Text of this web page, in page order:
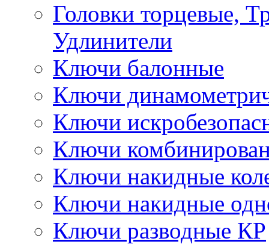
Головки торцевые,
Удлинители
Ключи балонные
Ключи
Ключи
Ключи
Ключи накидные
Ключи накидные
Ключи разводные КР